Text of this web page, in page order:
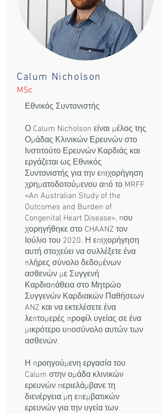
Calum Nicholson
MSc
Εθνικός Συντονιστής
Ο Calum Nicholson είναι μέλος της
Ομάδας Κλινικών Ερευνών στο
Ινστιτούτο Ερευνών Καρδιάς και
εργάζεται ως Εθνικός
Συντονιστής για την επιχορήγηση
χρηματοδοτούμενου από το MRFF
«An Australian Study of the
Outcomes and Burden of
Congenital Heart Disease», που
χορηγήθηκε στο CHAANZ τον
Ιούλιο του 2020. Η επιχορήγηση
αυτή στοχεύει να συλλέξετε ένα
πλήρες σύνολο δεδομένων
ασθενών με Συγγενή
Καρδιοπάθεια στο Μητρώο
Συγγενών Καρδιακών Παθήσεων
ANZ και να εκτελέσετε ένα
λεπτομερές προφίλ υγείας σε ένα
μικρότερο υποσύνολο αυτών των
ασθενών.
Η προηγούμενη εργασία του
Calum στην ομάδα κλινικών
ερευνών περιελάμβανε τη
διενέργεια μη επεμβατικών
ερευνών για την υγεία των